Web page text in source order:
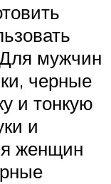
Для мужчин
черные
и тонкую
и
женщин